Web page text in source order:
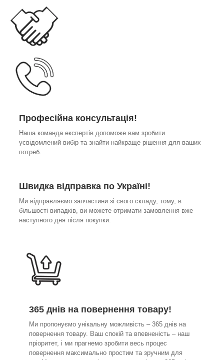
Професійна консультація!
Наша команда експертів допоможе вам зробити
усвідомлений вибір та знайти найкраще рішення для ваших
потреб.
Швидка відправка по Україні!
Ми відправляємо запчастини зі свого складу, тому, в
більшості випадків, ви можете отримати замовлення вже
наступного дня після покупки.
365 днів на повернення товару!
Ми пропонуємо унікальну можливість – 365 днів на
повернення товару. Ваш спокій та впевненість – наш
пріоритет, і ми прагнемо зробити весь процес
повернення максимально простим та зручним для